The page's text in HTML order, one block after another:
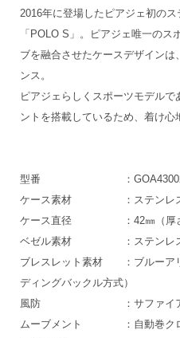
2016年に登場したピアジェ初の
「POLO S」。ピアジェ唯一の
ブを融合させたケースデザイン
ンス。
ピアジェらしくスポーツモデル
ントを搭載しているため、着け心
型番 ：
ケース素材 ：ステンレス
ケース直径 ：42㎜（厚さ
ベゼル素材 ：ステンレス
ブレスレット素材 ：ブルーア
ディングバックル方式）
風防 ：サファイアク
ムーブメント ：自動巻クロ